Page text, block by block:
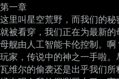
第一章
这里叫星空荒野，而我们的
就被看穿，我们正在为最新的
母舰由人工智能卡伦控制。
玩家，传说中的神之一手啦
瓦维尔的偷袭还是出乎我们